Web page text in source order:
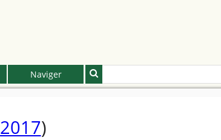
Naviger
2017)